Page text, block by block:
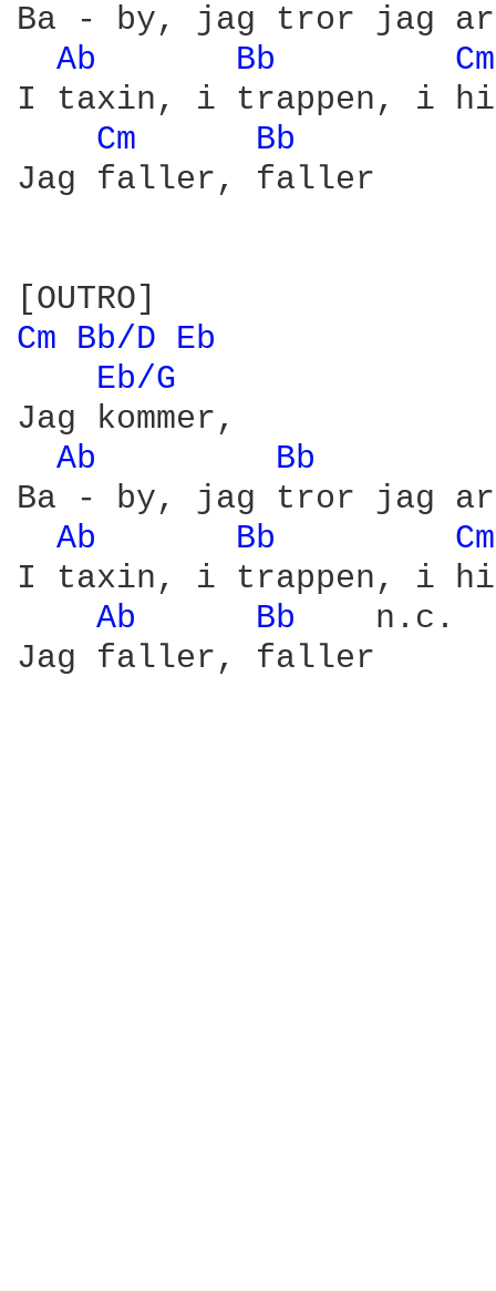
Ba - by, jag tror jag
Ab
Bb
I taxin, i trappen, i
Cm
Bb
Jag faller, faller
Cm Bb/D Eb
Eb/G
Jag kommer,
Ab
Bb
Ba - by, jag tror jag
Ab
Bb
I taxin, i trappen, i
Ab
Bb
   n.c.